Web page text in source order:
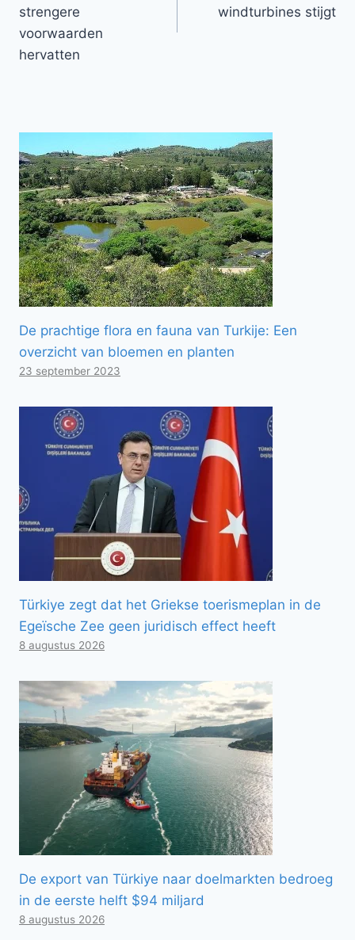
strengere
voorwaarden
hervatten
windturbines stijgt
De prachtige flora en fauna van Turkije: Een
overzicht van bloemen en planten
23 september 2023
Türkiye zegt dat het Griekse toerismeplan in de
Egeïsche Zee geen juridisch effect heeft
8 augustus 2026
De export van Türkiye naar doelmarkten bedroeg
in de eerste helft $94 miljard
8 augustus 2026